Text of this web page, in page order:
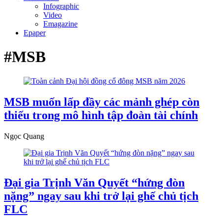
Infographic
Video
Emagazine
Epaper
#MSB
MSB muốn lấp đầy các mảnh ghép còn
thiếu trong mô hình tập đoàn tài chính
Ngọc Quang
Đại gia Trịnh Văn Quyết “hứng đòn
nặng” ngay sau khi trở lại ghế chủ tịch
FLC